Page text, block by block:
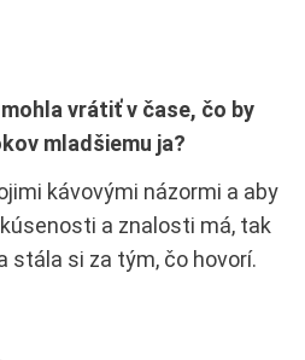
vrátiť v čase, čo by
mladšiemu ja?
kávovými názormi a aby
a znalosti má, tak
stála si za tým, čo hovorí.